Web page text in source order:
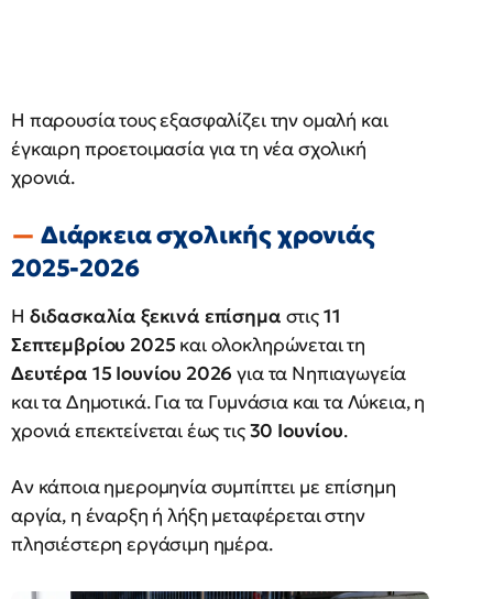
Η παρουσία τους εξασφαλίζει την ομαλή και
έγκαιρη προετοιμασία για τη νέα σχολική
χρονιά.
Διάρκεια σχολικής χρονιάς
2025-2026
Η διδασκαλία ξεκινά επίσημα στις11
Σεπτεμβρίου 2025 και ολοκληρώνεται τη
Δευτέρα 15 Ιουνίου 2026 για τα Νηπιαγωγεία
και τα Δημοτικά. Για τα Γυμνάσια και τα Λύκεια, η
χρονιά επεκτείνεται έως τις30 Ιουνίου.
Αν κάποια ημερομηνία συμπίπτει με επίσημη
αργία, η έναρξη ή λήξη μεταφέρεται στην
πλησιέστερη εργάσιμη ημέρα.